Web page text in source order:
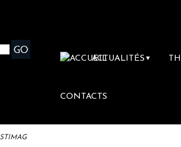
ACTUALITÉS ▼
CONTACTS